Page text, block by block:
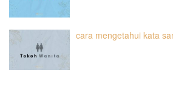
cara mengetahui kata